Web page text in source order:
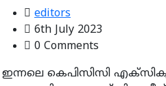
editors
6th July 2023
0 Comments
ഇന്നലെ കെപിസിസി